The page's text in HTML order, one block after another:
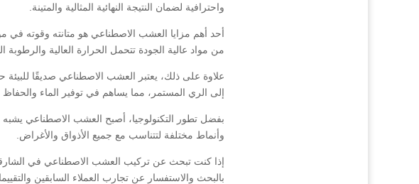
واحترافية لضمان النتيجة النهائية المثالية والمتينة.
أحد أهم مزايا العشب الاصطناعي هو متانته وقوته في
من مواد عالية الجودة تتحمل الحرارة العالية والرطوبة
علاوة على ذلك، يعتبر العشب الاصطناعي صديقًا للبيئة
إلى الري المستمر، مما يساهم في توفير الماء والحفاظ
بفضل تطور التكنولوجيا، أصبح العشب الاصطناعي
وأنماط مختلفة لتتناسب مع جميع الأذواق والأغراض.
إذا كنت تبحث عن تركيب العشب الاصطناعي في
بالبحث والاستفسار عن تجارب العملاء السابقين